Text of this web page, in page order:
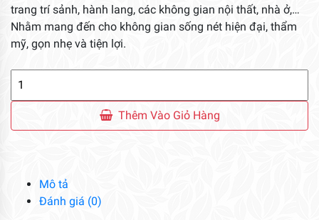
trang trí sảnh, hành lang, các không gian nội thất, nhà ở,…
Nhằm mang đến cho không gian sống nét hiện đại, thẩm
mỹ, gọn nhẹ và tiện lợi.
Đan
Thêm Vào Giỏ Hàng
Mô tả
Đánh giá (0)